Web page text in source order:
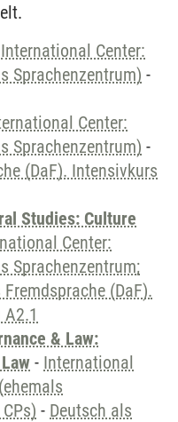
International Center:
Sprachenzentrum) -
Center:
Sprachenzentrum) -
(DaF). Intensivkurs
Studies: Culture
Center:
Sprachenzentrum;
(DaF).
& Law:
- International
- Deutsch als